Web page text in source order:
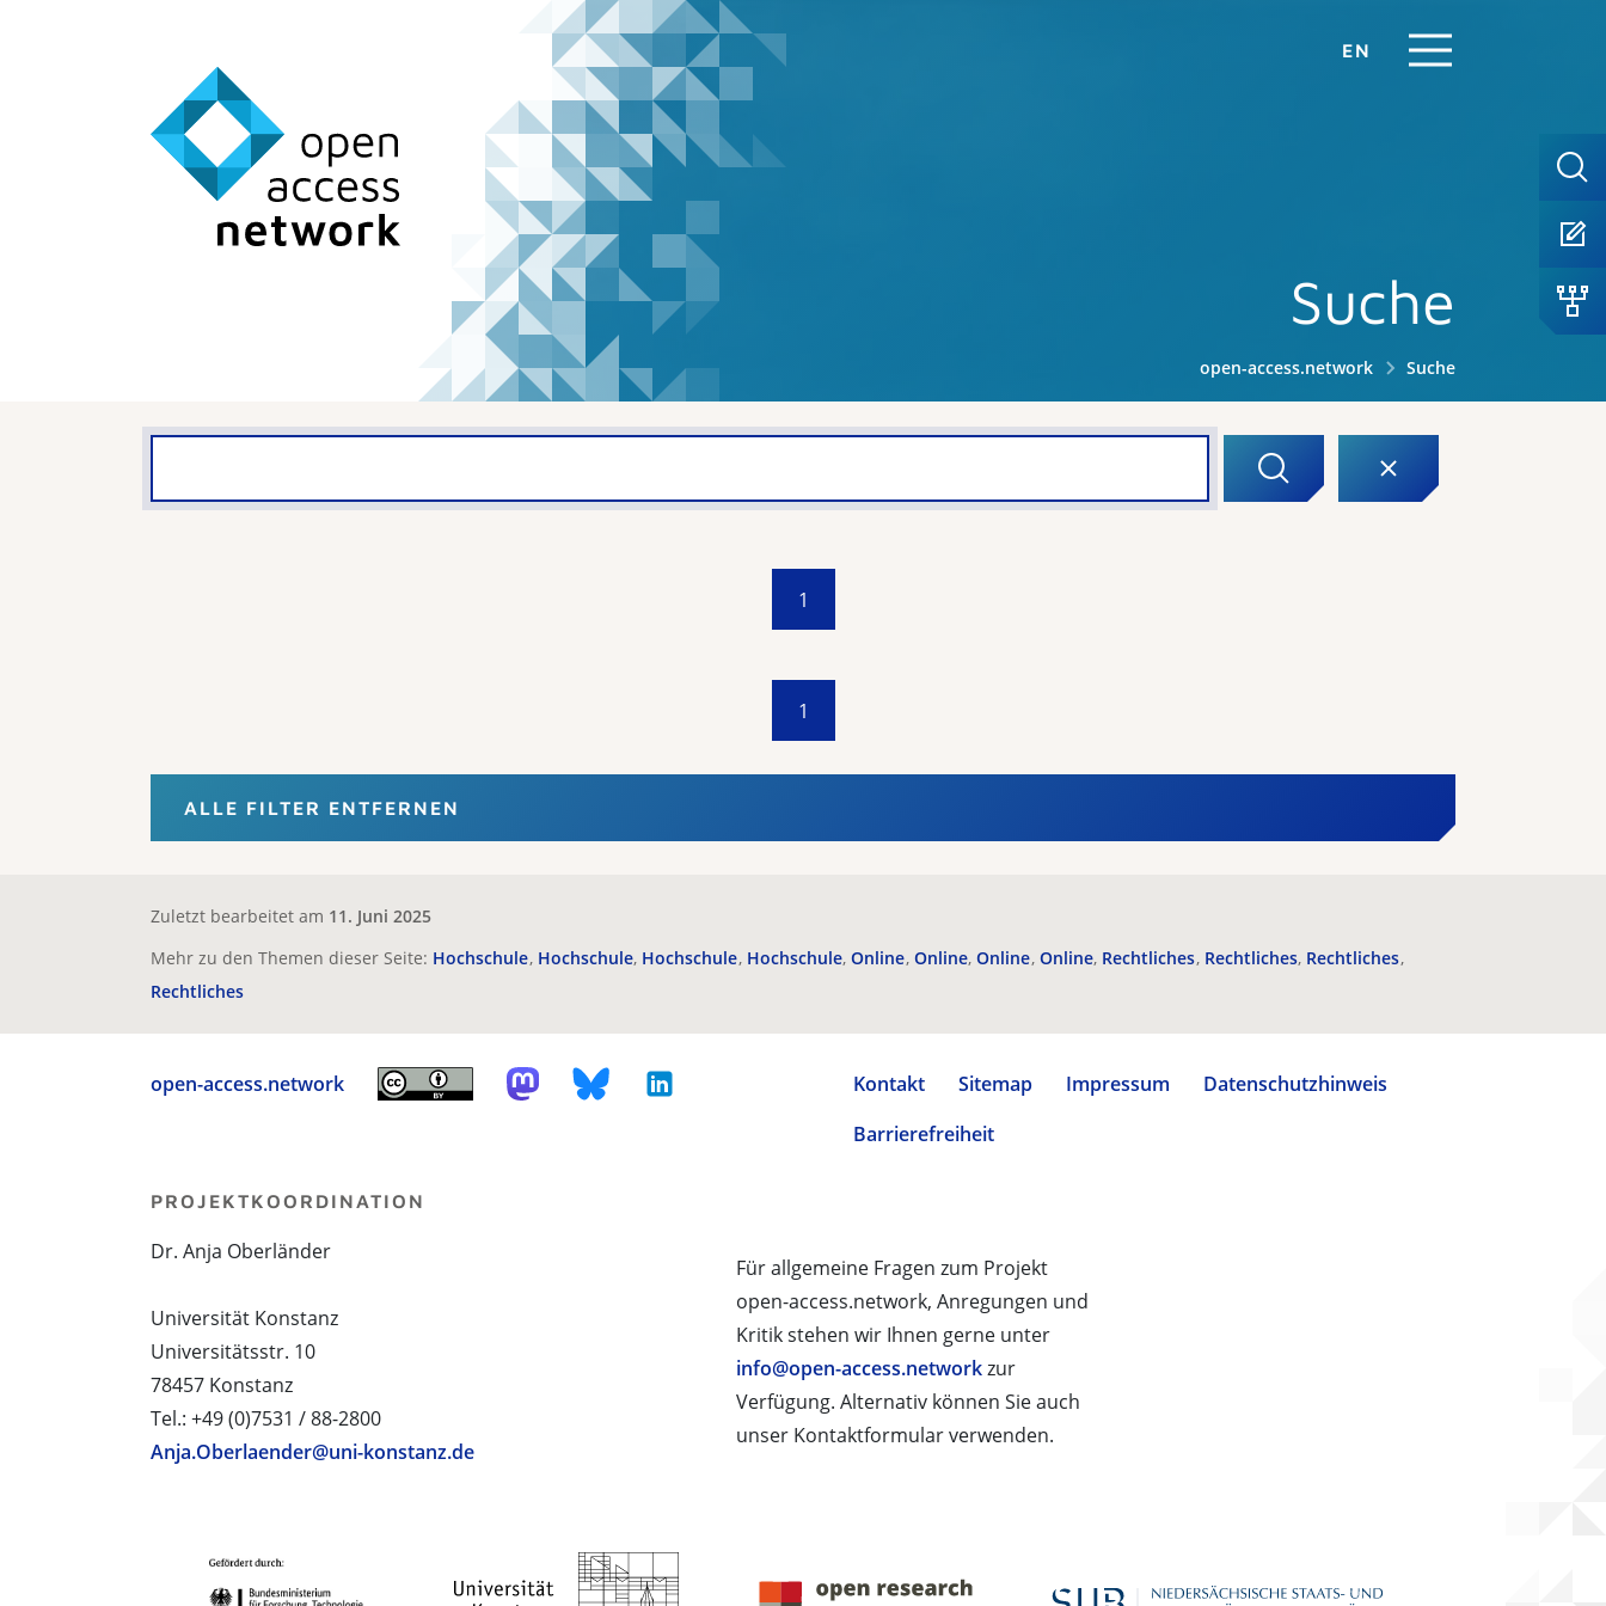
EN
Suche
open-access.network Suche
1
1
ALLE FILTER ENTFERNEN
Zuletzt bearbeitet am 11. Juni 2025
Mehr zu den Themen dieser Seite: Hochschule Hochschule Hochschule Hochschule Online Online Online Online Rechtliches Rechtliches Rechtliches
Rechtliches
open-access.network Kontakt Sitemap Impressum
Datenschutzhinweis
Barrierefreiheit
Für allgemeine Fragen zum Projekt
open-access.network, Anregungen und
Kritik stehen wir Ihnen gerne unter
info@open-access.networkzur
Verfügung. Alternativ können Sie auch
unser Kontaktformular verwenden.
PROJEKTKOORDINATION
Dr. Anja Oberländer
Universität Konstanz
Universitätsstr. 10
78457 Konstanz
Tel.: +49 (0)7531 / 88-2800
Anja.Oberlaender@uni-konstanz.de